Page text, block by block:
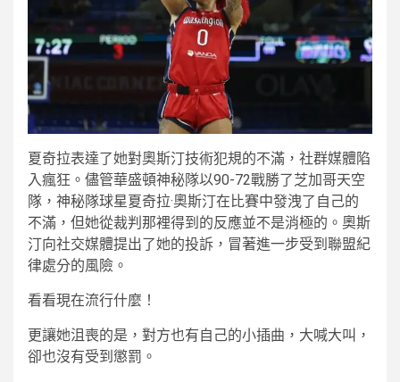
夏奇拉表達了她對奧斯汀技術犯規的不滿，社群媒體陷
入瘋狂。儘管華盛頓神秘隊以90-72戰勝了芝加哥天空
隊，神秘隊球星夏奇拉·奧斯汀在比賽中發洩了自己的
不滿，但她從裁判那裡得到的反應並不是消極的。奧斯
汀向社交媒體提出了她的投訴，冒著進一步受到聯盟紀
律處分的風險。
看看現在流行什麼！
更讓她沮喪的是，對方也有自己的小插曲，大喊大叫，
卻也沒有受到懲罰。